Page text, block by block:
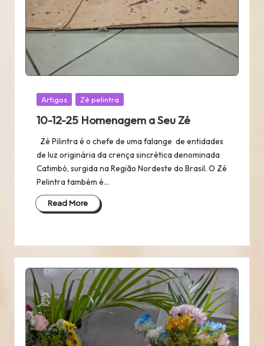
Posted
Artigos Zé pelintra
10-12-25 Homenagem a Seu Zé
Zé Pilintra é o chefe de uma falange de entidades
de luz originária da crença sincrética denominada
Catimbó, surgida na Região Nordeste do Brasil. O Zé
Pelintra também é…
Read More